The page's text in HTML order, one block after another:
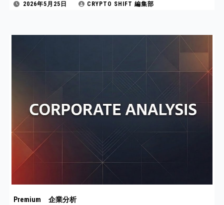
2026年5月25日 CRYPTO SHIFT 編集部
Premium 企業分析